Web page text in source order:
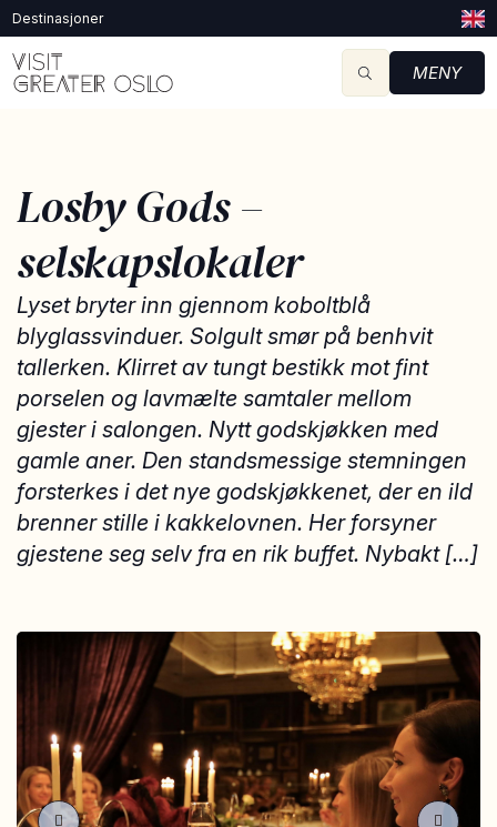
Destinasjoner
MENY
Losby Gods –
selskapslokaler
Lyset bryter inn gjennom koboltblå
blyglassvinduer. Solgult smør på benhvit
tallerken. Klirret av tungt bestikk mot fint
porselen og lavmælte samtaler mellom
gjester i salongen. Nytt godskjøkken med
gamle aner. Den standsmessige stemningen
forsterkes i det nye godskjøkkenet, der en ild
brenner stille i kakkelovnen. Her forsyner
gjestene seg selv fra en rik buffet. Nybakt […]